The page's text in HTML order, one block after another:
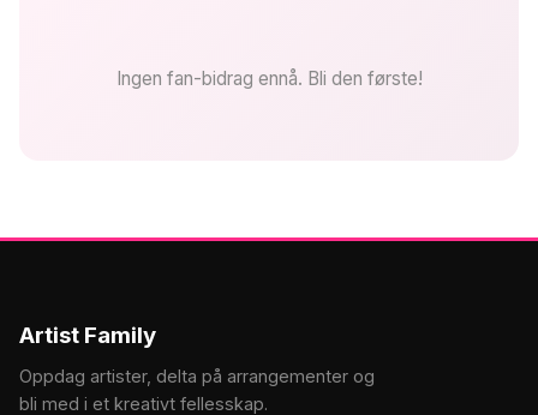
Ingen fan-bidrag ennå. Bli den første!
Artist Family
Oppdag artister, delta på arrangementer og
bli med i et kreativt fellesskap.